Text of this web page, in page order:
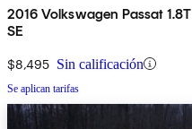
2016 Volkswagen Passat 1.8T
SE
$8,495 Sin calificación
Se aplican tarifas